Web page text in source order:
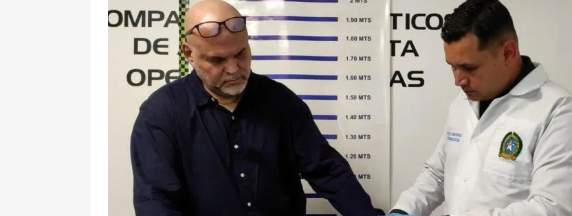
[ 6 de agosto de 2026 ] Pacto Histórico no asistirá a la posesión de Abelardo de la Espriella y llama a
una “desobediencia civil” desde el Congreso LO ÚLTIMO